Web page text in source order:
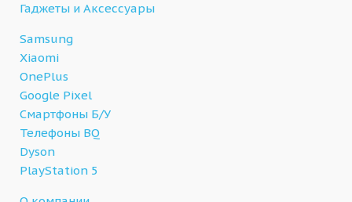
Гаджеты и Аксессуары
Samsung
Xiaomi
OnePlus
Google Pixel
Смартфоны Б/У
Телефоны BQ
Dyson
PlayStation 5